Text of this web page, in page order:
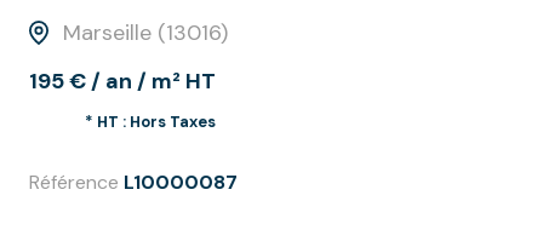
Marseille (13016)
195 € / an / m² HT
* HT : Hors Taxes
Référence L10000087